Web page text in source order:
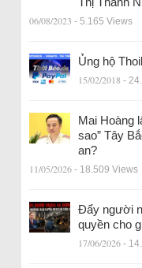
06/08/2023 - 5.165 Views
Ủng hộ
15/02/2018 -
Mai Hoàng
sao” Tây
an?
11/05/2026 - 18.509 Views
Đẩy người
quyền cho
17/06/2026 -